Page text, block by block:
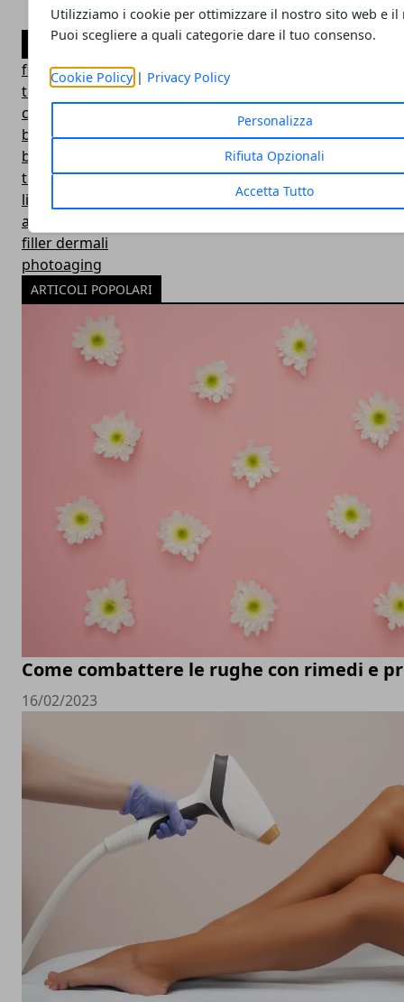
Utilizziamo i cookie per ottimizzare il nostro sito web e il
Puoi scegliere a quali categorie dare il tuo consenso.
Cookie Policy| Privacy Policy
Personalizza
Rifiuta Opzionali
Accetta Tutto
CATEGORIE
filler temporanei
trattamenti
creme
bellezza
botox
trattamenti alternativi
lifting senza bisturi
alternative filler
filler dermali
photoaging
ARTICOLI POPOLARI
Come combattere le rughe con rimedi e
16/02/2023